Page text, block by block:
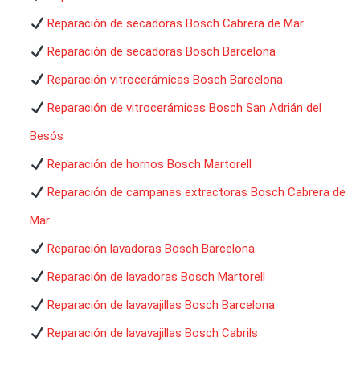
Reparación de secadoras Bosch Cabrera de Mar
Reparación de secadoras Bosch Barcelona
Reparación vitrocerámicas Bosch Barcelona
Reparación de vitrocerámicas Bosch San Adrián del
Besós
Reparación de hornos Bosch Martorell
Reparación de campanas extractoras Bosch Cabrera de
Mar
Reparación lavadoras Bosch Barcelona
Reparación de lavadoras Bosch Martorell
Reparación de lavavajillas Bosch Barcelona
Reparación de lavavajillas Bosch Cabrils